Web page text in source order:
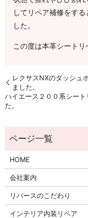
してリペア補修をす
した。
この度は本革シートリ
レクサスNXのダッシュ
ました。
ハイエース２００系シー
た。
HOME
会社案内
リバースのこだわり
インテリア内装リペア